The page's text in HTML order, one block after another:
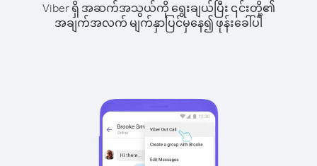
Viber ရှိ အဆက်အသွယ်ကို ရွေးချယ်ပြီး ၎င်းတို့၏
အချက်အလက် မျက်နှာပြင်မှနေ၍ ဖုန်းခေါ်ပါ